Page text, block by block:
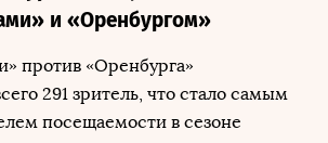
и «Оренбургом»
против «Оренбурга»
291 зритель, что стало самым
посещаемости в сезоне